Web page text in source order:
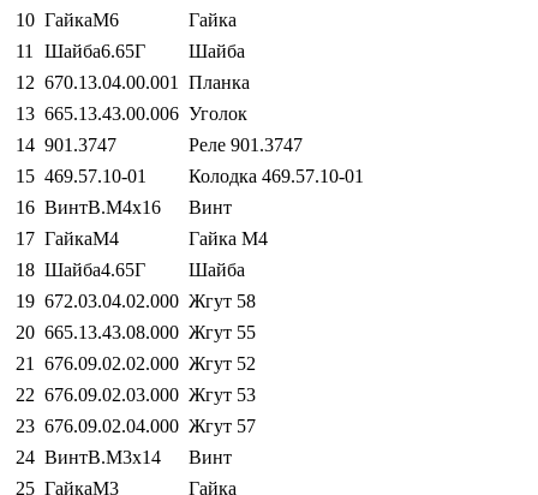
10 ГайкаМ6
Гайка
11
Шайба6.65Г
Шайба
12 670.13.04.00.001
Планка
13 665.13.43.00.006 Уголок
14 901.3747
Реле 901.3747
15 469.57.10-01
Колодка 469.57.10-01
16 ВинтВ.М4х16
Винт
17 ГайкаМ4
Гайка М4
18 Шайба4.65Г
Шайба
19 672.03.04.02.000 Жгут 58
20 665.13.43.08.000 Жгут 55
21
676.09.02.02.000 Жгут 52
22 676.09.02.03.000 Жгут 53
23 676.09.02.04.000 Жгут 57
24 ВинтВ.М3х14
Винт
25 ГайкаМ3
Гайка